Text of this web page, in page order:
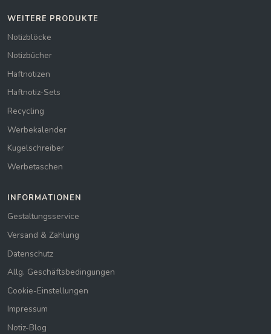
WEITERE PRODUKTE
Notizblöcke
Notizbücher
Haftnotizen
Haftnotiz-Sets
Recycling
Werbekalender
Kugelschreiber
Werbetaschen
INFORMATIONEN
Gestaltungsservice
Versand & Zahlung
Datenschutz
Allg. Geschäftsbedingungen
Cookie-Einstellungen
Impressum
Notiz-Blog